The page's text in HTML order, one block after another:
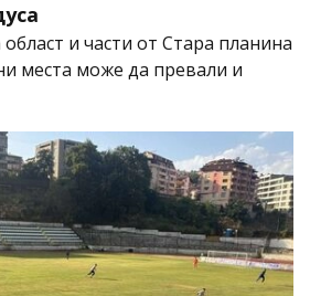
и части от Стара планина
места може да превали и